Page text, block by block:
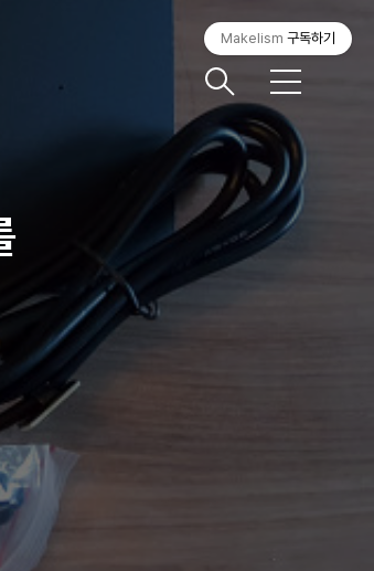
메
뉴
Makelism 구독하기